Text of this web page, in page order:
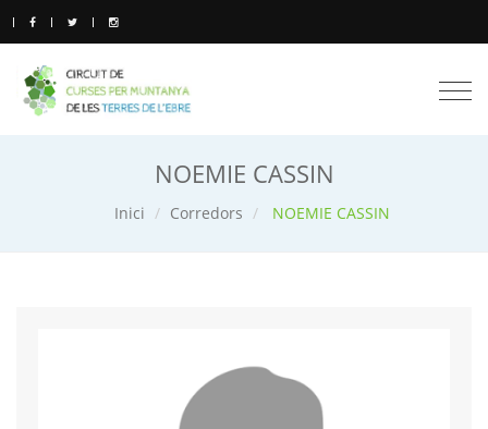
NOEMIE CASSIN
Inici Corredors NOEMIE CASSIN